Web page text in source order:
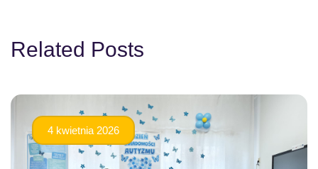
Related Posts
4 kwietnia 2026